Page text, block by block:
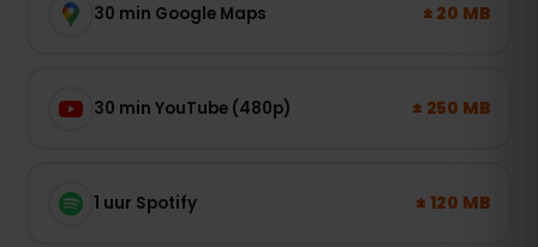
30 min Google Maps ± 20 MB
30 min YouTube (480p) ± 250 MB
1 uur Spotify ± 120 MB